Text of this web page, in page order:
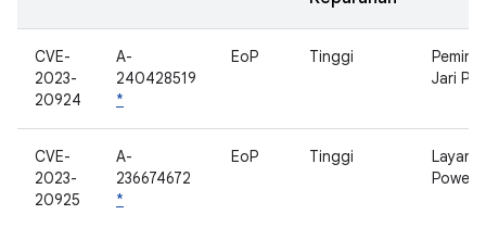
CVE-
2023-
20924
A-
240428519
*
EoP Tinggi
Jari
CVE-
2023-
20925
A-
236674672
*
EoP Tinggi
Power